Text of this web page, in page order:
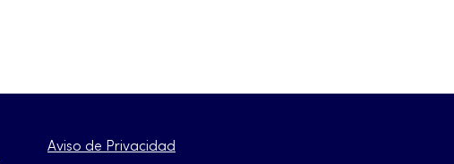
Aviso de Privacidad